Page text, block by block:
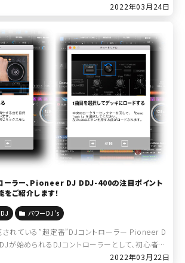
、「DJプレイをする上で特に重要となる基本の機
2022年03月24日
ーラー、Pioneer DJ DDJ-400の注目ポイント
をご紹介します！
DJ パワーDJ's
れている”超定番”DJコントローラー Pioneer D
が始められるDJコントローラーとして、初心者の
ています。では、なぜ、初心者でも安心 […]
2022年03月22日